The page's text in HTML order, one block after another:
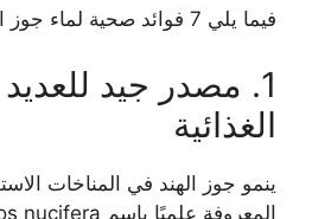
فيما يلي 7 فوائد صحية لماء جوز الهند.
1. مصدر جيد
الغذائية
ينمو جوز الهند في المناخات